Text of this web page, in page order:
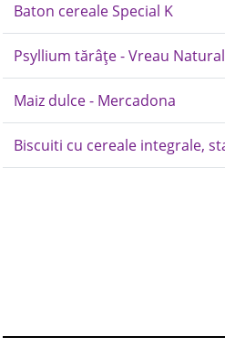
Baton cereale Special K
Psyllium tărâțe - Vreau Natural
Maiz dulce - Mercadona
Biscuiti cu cereale integrale,